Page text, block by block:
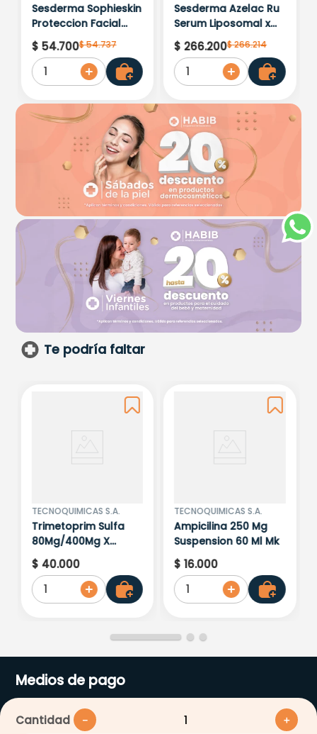
Cantidad ＋
－
Sesderma Sophieskin
Proteccion Facial
Kids Hypoallergenic
Spf 500 Moisturising
$ 54.700$54.737
1
Sesderma Azelac Ru
Serum Liposomal x
30ml
$ 266.200$266.214
1
Te podría faltar
TECNOQUIMICAS S.A.
Trimetoprim Sulfa
80Mg/400Mg X
100Tab.Mk
$ 40.000
1
TECNOQUIMICAS S.A.
Ampicilina 250 Mg
Suspension 60 Ml Mk
$ 16.000
1
Medios de pago